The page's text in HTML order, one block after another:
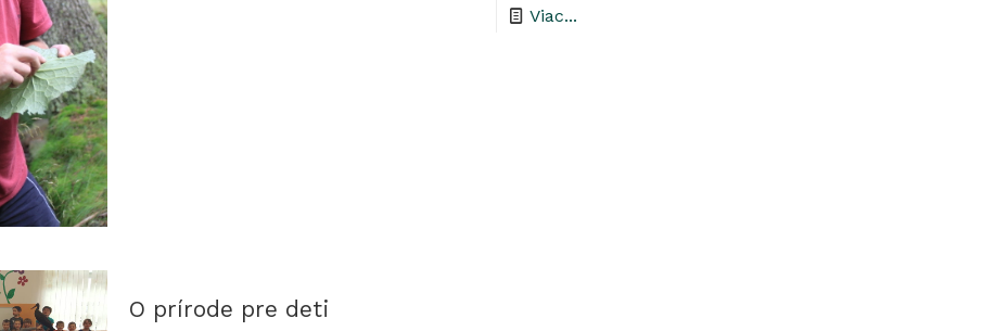
Viac...-
O prírode pre deti